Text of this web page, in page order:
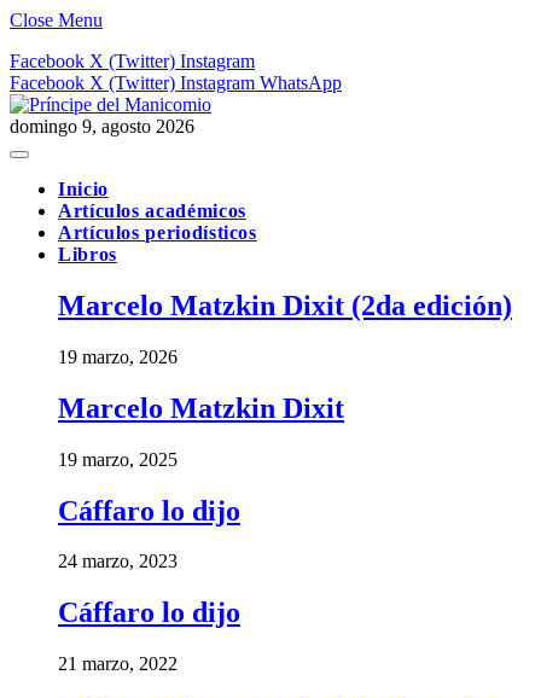
Close Menu
Facebook X (Twitter) Instagram
Facebook X (Twitter) Instagram WhatsApp
domingo 9, agosto 2026
Inicio
Artículos académicos
Artículos periodísticos
Libros
Marcelo Matzkin Dixit (2da edición)
19 marzo, 2026
Marcelo Matzkin Dixit
19 marzo, 2025
Cáffaro lo dijo
24 marzo, 2023
Cáffaro lo dijo
21 marzo, 2022